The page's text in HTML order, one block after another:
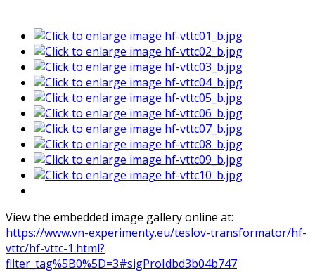
View the embedded image gallery online at:
https://www.vn-experimenty.eu/teslov-transformator/hf-
vttc/hf-vttc-1.html?
filter_tag%5B0%5D=3#sigProIdbd3b04b747